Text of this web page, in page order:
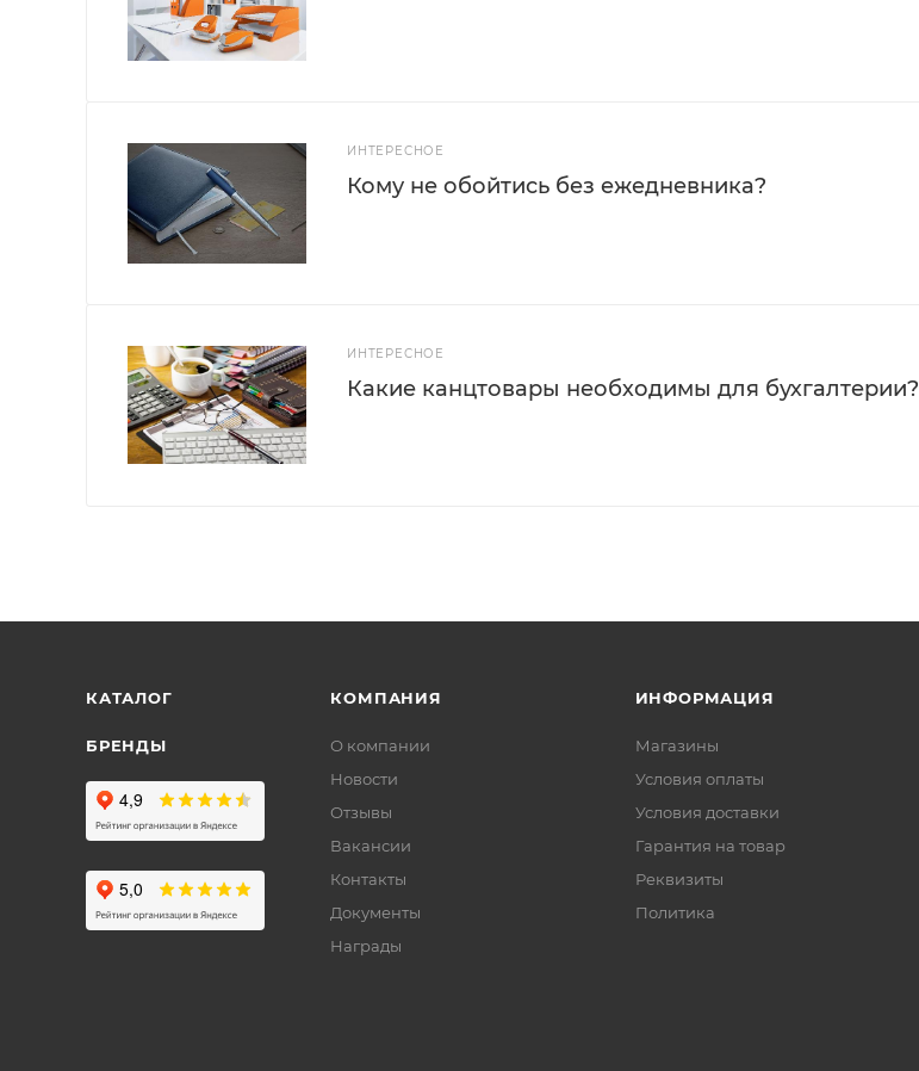
ИНТЕРЕСНОЕ
Кому не обойтись без ежедневника?
ИНТЕРЕСНОЕ
Какие канцтовары необходимы для бухгалтерии?
КАТАЛОГ
БРЕНДЫ
КОМПАНИЯ
О компании
Новости
Отзывы
Вакансии
Контакты
Документы
Награды
ИНФОРМАЦИЯ
Магазины
Условия оплаты
Условия доставки
Гарантия на товар
Реквизиты
Политика